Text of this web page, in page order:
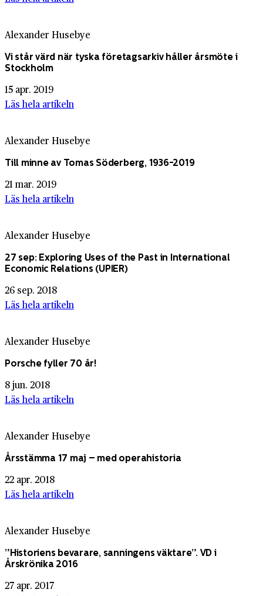
Alexander Husebye
Vi står värd när tyska företagsarkiv håller årsmöte i
Stockholm
15 apr. 2019
Läs hela artikeln
Alexander Husebye
Till minne av Tomas Söderberg, 1936-2019
21 mar. 2019
Läs hela artikeln
Alexander Husebye
27 sep: Exploring Uses of the Past in Inter­na­tional
Economic Relations (UPIER)
26 sep. 2018
Läs hela artikeln
Alexander Husebye
Porsche fyller 70 år!
8 jun. 2018
Läs hela artikeln
Alexander Husebye
Årsstämma 17 maj – med operahistoria
22 apr. 2018
Läs hela artikeln
Alexander Husebye
”Historiens bevarare, sanningens väktare”. VD i
Årskrönika 2016
27 apr. 2017